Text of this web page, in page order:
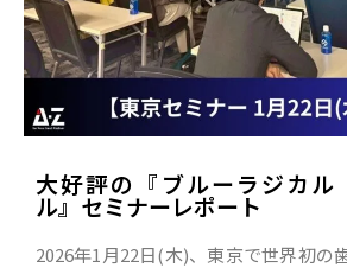
大好評の『ブルーラジカル
ル』セミナーレポート
2026年1月22日(木)、東京で世界初の